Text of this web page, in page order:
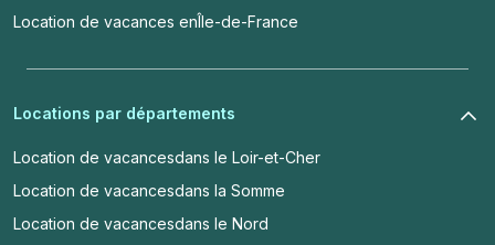
Location de vacances enÎle-de-France
Locations par départements
Location de vacancesdans le Loir-et-Cher
Location de vacancesdans la Somme
Location de vacancesdans le Nord